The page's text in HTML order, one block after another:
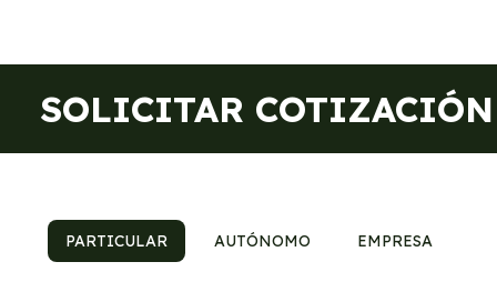
SOLICITAR COTIZACIÓN
PARTICULAR AUTÓNOMO EMPRESA